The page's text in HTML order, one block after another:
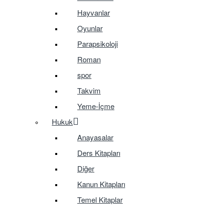
Hayvanlar
Oyunlar
Parapsikoloji
Roman
spor
Takvim
Yeme-İçme
Hukuk
Anayasalar
Ders Kitapları
Diğer
Kanun Kitapları
Temel Kitaplar